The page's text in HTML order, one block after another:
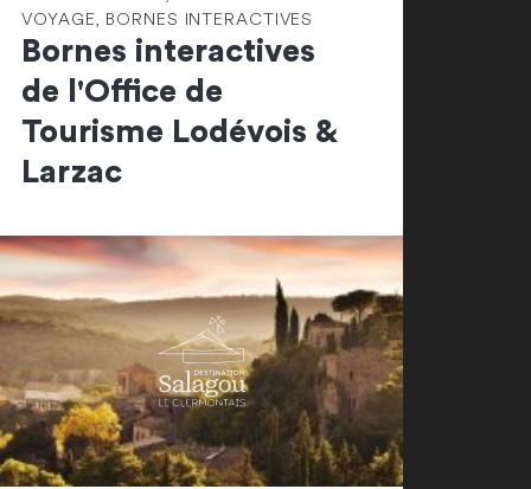
VOYAGE, BORNES INTERACTIVES
Bornes interactives
de l'Office de
Tourisme Lodévois &
Larzac